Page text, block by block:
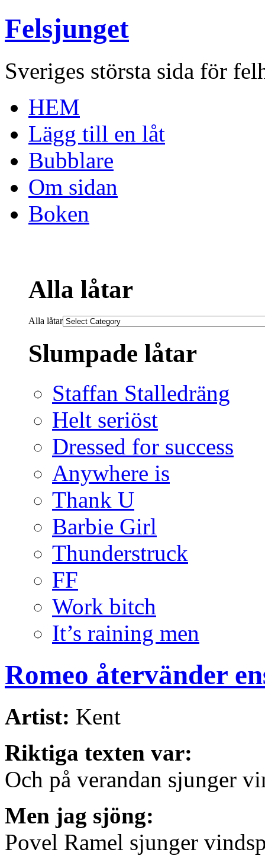
Felsjunget
Sveriges största sida för
HEM
Lägg till en låt
Bubblare
Om sidan
Boken
Alla låtar
Alla låtar
Slumpade låtar
Staffan Stalledräng
Helt seriöst
Dressed for success
Anywhere is
Thank U
Barbie Girl
Thunderstruck
FF
Work bitch
It’s raining men
Romeo återvänder
Artist: Kent
Riktiga texten var:
Och på verandan sjunger
Men jag sjöng:
Povel Ramel sjunger